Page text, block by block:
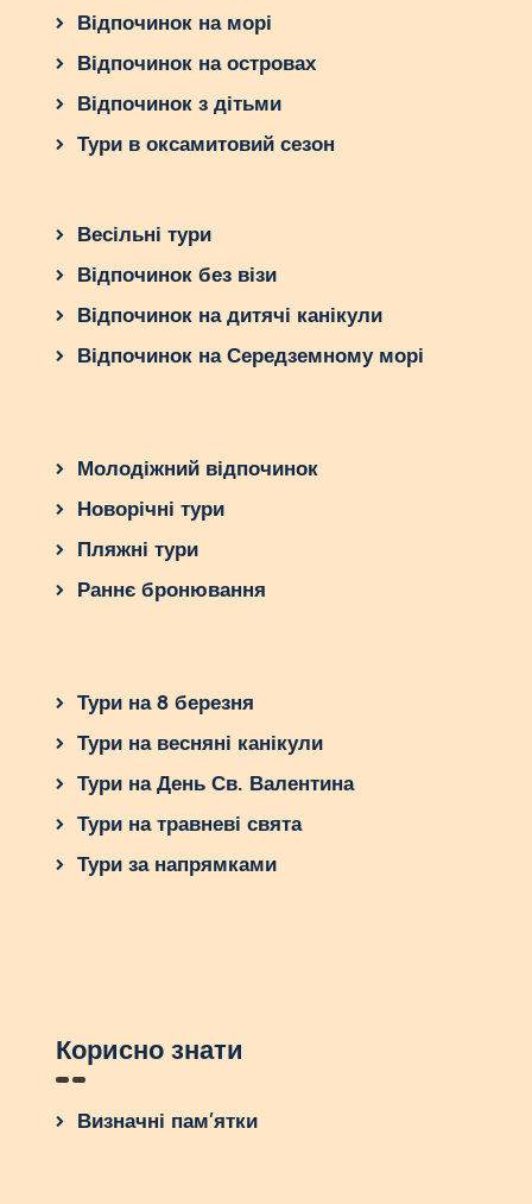
Відпочинок на морі
Відпочинок на островах
Відпочинок з дітьми
Тури в оксамитовий сезон
Весільні тури
Відпочинок без візи
Відпочинок на дитячі канікули
Відпочинок на Середземному морі
Молодіжний відпочинок
Новорічні тури
Пляжні тури
Раннє бронювання
Тури на 8 березня
Тури на весняні канікули
Тури на День Св. Валентина
Тури на травневі свята
Тури за напрямками
Корисно знати
Визначні пам’ятки